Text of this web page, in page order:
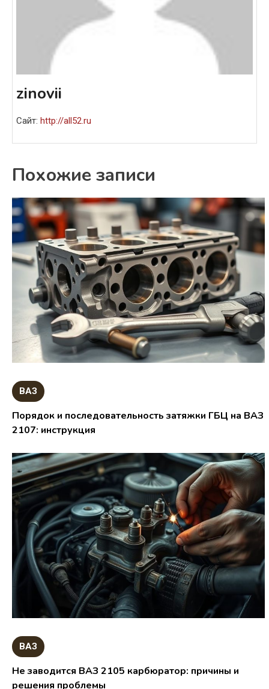
zinovii
Сайт: http://all52.ru
Похожие записи
ВАЗ
Порядок и последовательность затяжки ГБЦ на ВАЗ
2107: инструкция
ВАЗ
Не заводится ВАЗ 2105 карбюратор: причины и
решения проблемы